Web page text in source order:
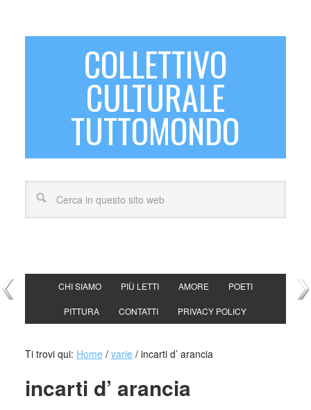
COLLETTIVO
CULTURALE
TUTTOMONDO
CHI SIAMO PIÙ LETTI AMORE POETI
PITTURA CONTATTI PRIVACY POLICY
Ti trovi qui: Home / varie /incarti d’ arancia
incarti d’ arancia